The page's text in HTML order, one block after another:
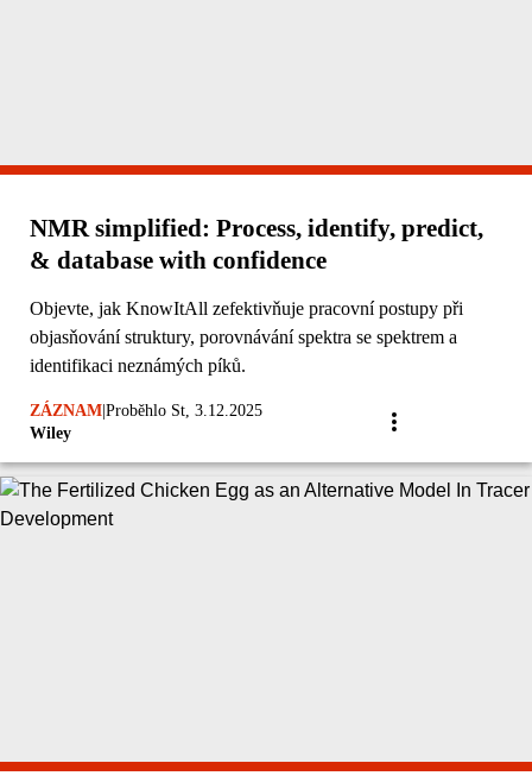
NMR simplified: Process, identify, predict,
& database with confidence
Objevte, jak KnowItAll zefektivňuje pracovní postupy při
objasňování struktury, porovnávání spektra se spektrem a
identifikaci neznámých píků.
ZÁZNAM Proběhlo St, 3.12.2025
Wiley